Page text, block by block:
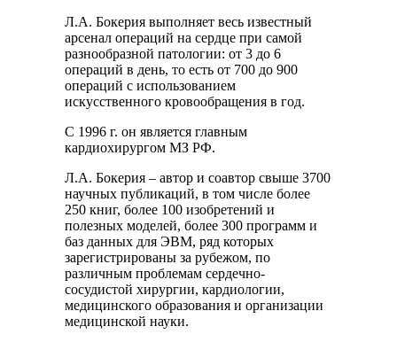
Л.А. Бокерия выполняет весь известный
арсенал операций на сердце при самой
разнообразной патологии: от 3 до 6
операций в день, то есть от 700 до 900
операций с использованием
искусственного кровообращения в год.
С 1996 г. он является главным
кардиохирургом МЗ РФ.
Л.А. Бокерия – автор и соавтор свыше 3700
научных публикаций, в том числе более
250 книг, более 100 изобретений и
полезных моделей, более 300 программ и
баз данных для ЭВМ, ряд которых
зарегистрированы за рубежом, по
различным проблемам сердечно-
сосудистой хирургии, кардиологии,
медицинского образования и организации
медицинской науки.